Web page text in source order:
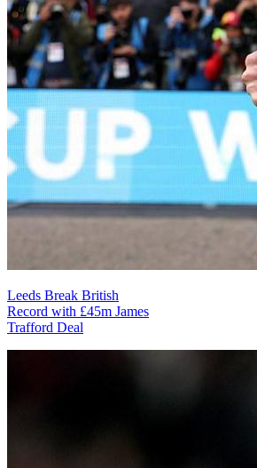
Leeds Break British
Record with £45m James
Trafford Deal